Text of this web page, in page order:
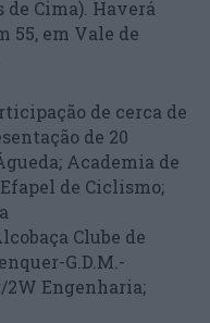
Cima). Haverá
55, em Vale de
de cerca de
de 20
Academia de
de Ciclismo;
Clube de
G.D.M.-
Engenharia;